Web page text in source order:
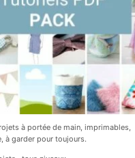
t
i
t
c
i
t
à portée de main, imprimables,
à garder pour toujours.